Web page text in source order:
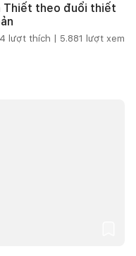
Thiết theo đuổi thiết
4 lượt thích | 5.881 lượt xem